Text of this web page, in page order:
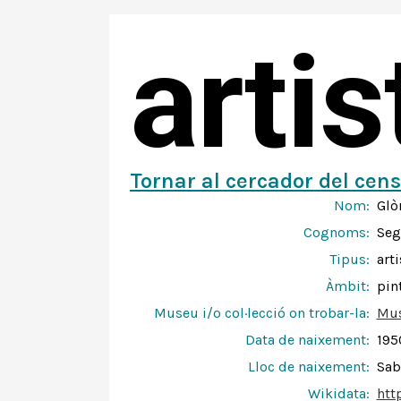
Tornar al cercador del
Nom:
Cognoms:
Tipus:
Àmbit:
Museu i/o col·lecció on trobar-la:
Data de naixement:
Lloc de naixement:
Wikidata: